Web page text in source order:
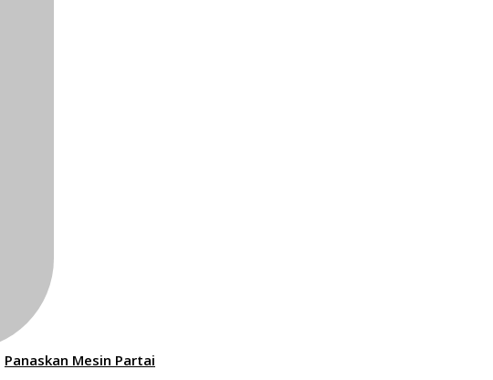
Panaskan Mesin Partai